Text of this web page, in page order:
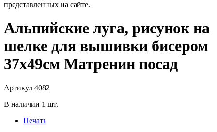
представленных на сайте.
Альпийские луга, рисунок на
шелке для вышивки бисером
37х49см Матренин посад
Артикул 4082
В наличии 1 шт.
Печать